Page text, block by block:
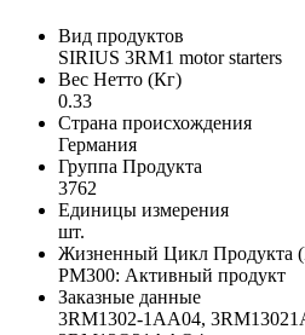
Вид продуктов
SIRIUS 3RM1 motor starters
Вес Нетто (Кг)
0.33
Страна происхождения
Германия
Группа Продукта
3762
Единицы измерения
шт.
Жизненный Цикл Продукта
PM300: Активный продукт
Заказные данные
3RM1302-1AA04,